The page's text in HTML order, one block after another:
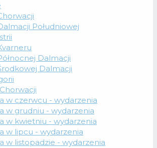
Południowej
Dalmacji
Dalmacji
w czerwcu - wydarzenia
w grudniu - wydarzenia
w kwietniu - wydarzenia
w lipcu - wydarzenia
w listopadzie - wydarzenia